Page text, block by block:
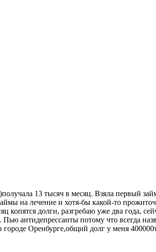
13 тысяч в месяц. Взяла первый
на лечение и хотя-бы какой-то
копятся долги, разгребаю уже два года,
антидепрессанты потому что всегда
Оренбурге,общий долг у меня